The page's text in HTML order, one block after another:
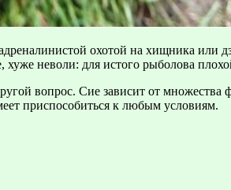
охотой на хищника или
хуже неволи: для истого рыболова
вопрос. Сие зависит от
приспособиться к любым условиям.